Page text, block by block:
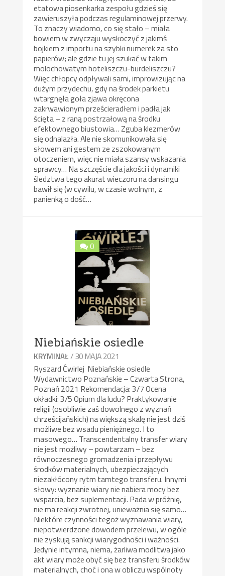
etatowa piosenkarka zespołu gdzieś się
zawieruszyła podczas regulaminowej przerwy.
To znaczy wiadomo, co się stało – miała
bowiem w zwyczaju wyskoczyć z jakimś
bojkiem z importu na szybki numerek za sto
papierów; ale gdzie tu jej szukać w takim
molochowatym hoteliszczu-burdeliszczu?
Więc chłopcy odpływali sami, improwizując na
dużym przydechu, gdy na środek parkietu
wtargnęła goła zjawa okręcona
zakrwawionym prześcieradłem i padła jak
ścięta – z raną postrzałową na środku
efektownego biustowia… Zguba klezmerów
się odnalazła. Ale nie skomunikowała się
słowem ani gestem ze zszokowanym
otoczeniem, więc nie miała szansy wskazania
sprawcy… Na szczęście dla jakości i dynamiki
śledztwa tego akurat wieczoru na dansingu
bawił się (w cywilu, w czasie wolnym, z
panienką o dość…
0
Niebiańskie osiedle
KRYMINAŁ/ 30 MAJA 2021
Ryszard Ćwirlej Niebiańskie osiedle
Wydawnictwo Poznańskie – Czwarta Strona,
Poznań 2021 Rekomendacja: 3/7 Ocena
okładki: 3/5 Opium dla ludu? Praktykowanie
religii (osobliwie zaś dowolnego z wyznań
chrześcijańskich) na większą skalę nie jest dziś
możliwe bez wsadu pieniężnego. I to
masowego… Transcendentalny transfer wiary
nie jest możliwy – powtarzam – bez
równoczesnego gromadzenia i przepływu
środków materialnych, ubezpieczających
niezakłócony rytm tamtego transferu. Innymi
słowy: wyznanie wiary nie nabiera mocy bez
wsparcia, bez suplementacji. Pada w próżnię,
nie ma reakcji zwrotnej, unieważnia się samo…
Niektóre czynności tegoż wyznawania wiary,
niepotwierdzone dowodem przelewu, w ogóle
nie zyskują sankcji wiarygodności i ważności.
Jedynie intymna, niema, żarliwa modlitwa jako
akt wiary może obyć się bez transferu środków
materialnych, choć i ona w obliczu wspólnoty